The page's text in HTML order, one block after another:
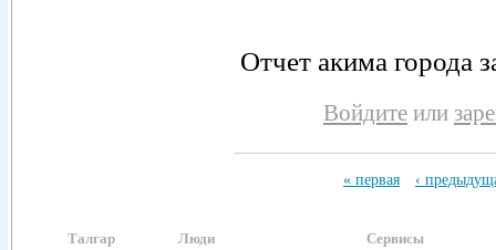
Отчет акима города
Войдитеили
« первая ‹
Талгар Люди Сервисы